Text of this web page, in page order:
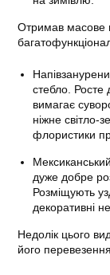
Отримав масове
стебло. Росте
вимагає
ніжне світло-
флористики
дуже добре
Розміщують
декоративні
Недолік цього
його